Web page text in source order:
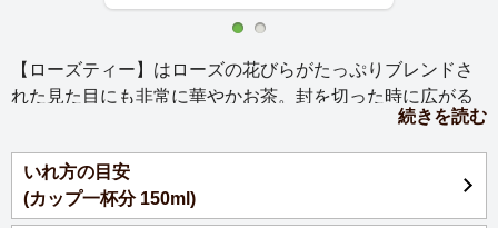
【ローズティー】はローズの花びらがたっぷりブレンドさ
れた見た目にも非常に華やかお茶。封を切った時に広がる
バラの香りと、お湯を注ぎ、口に含んだ時に薫る紅茶と溶
け合った甘い風味は女性におすすめ。古来より数多の美女
に愛されてきたバラの味わいをお楽しみ下さい。気持ちを
なごませてくれる優雅な紅茶です。
続きを読む
いれ方の目安
(カップ一杯分 150ml)